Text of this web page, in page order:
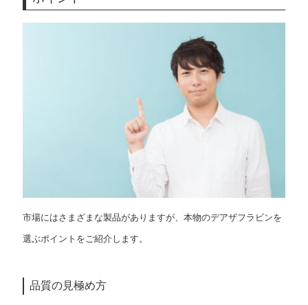
市場にはさまざまな製品がありますが、本物のデアザフラビンを
選ぶポイントをご紹介します。
品質の見極め方